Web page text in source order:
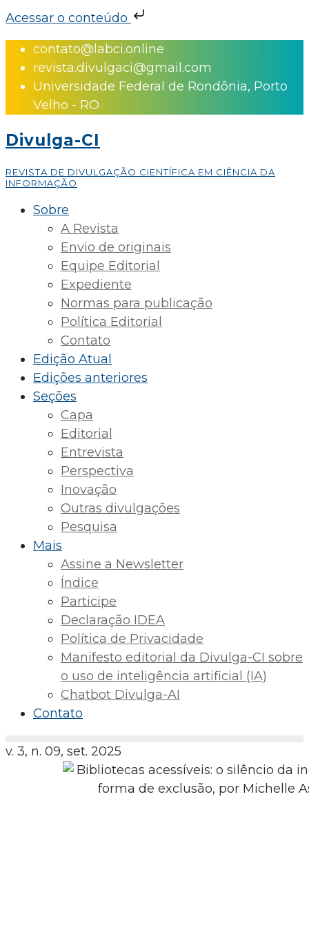
Acessar o conteúdo
Skip
content
contato@labci.online
revista.divulgaci@gmail.com
Universidade Federal de Rondônia, Porto
Velho - RO
Divulga-CI
REVISTA DE DIVULGAÇÃO CIENTÍFICA EM CIÊNCIA DA
INFORMAÇÃO
Sobre
A Revista
Envio de originais
Equipe Editorial
Expediente
Normas para publicação
Política Editorial
Contato
Edição Atual
Edições anteriores
Seções
Capa
Editorial
Entrevista
Perspectiva
Inovação
Outras divulgações
Pesquisa
Mais
Assine a Newsletter
Índice
Participe
Declaração IDEA
Política de Privacidade
Manifesto editorial da Divulga-CI sobre
o uso de inteligência artificial (IA)
Chatbot Divulga-AI
Contato
v. 3, n. 09, set. 2025